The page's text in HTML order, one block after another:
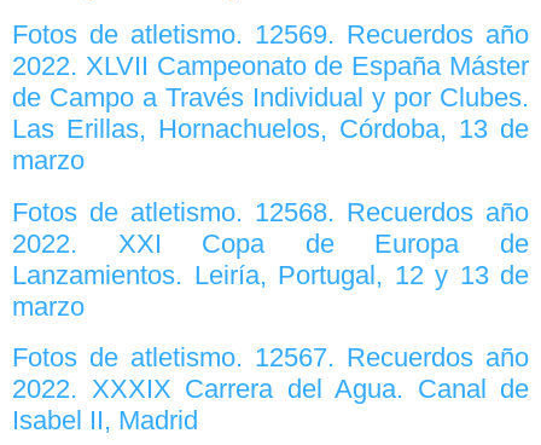
Fotos de atletismo. 12569. Recuerdos año
2022. XLVII Campeonato de España Máster
de Campo a Través Individual y por Clubes.
Las Erillas, Hornachuelos, Córdoba, 13 de
marzo
Fotos de atletismo. 12568. Recuerdos año
2022. XXI Copa de Europa de
Lanzamientos. Leiría, Portugal, 12 y 13 de
marzo
Fotos de atletismo. 12567. Recuerdos año
2022. XXXIX Carrera del Agua. Canal de
Isabel II, Madrid